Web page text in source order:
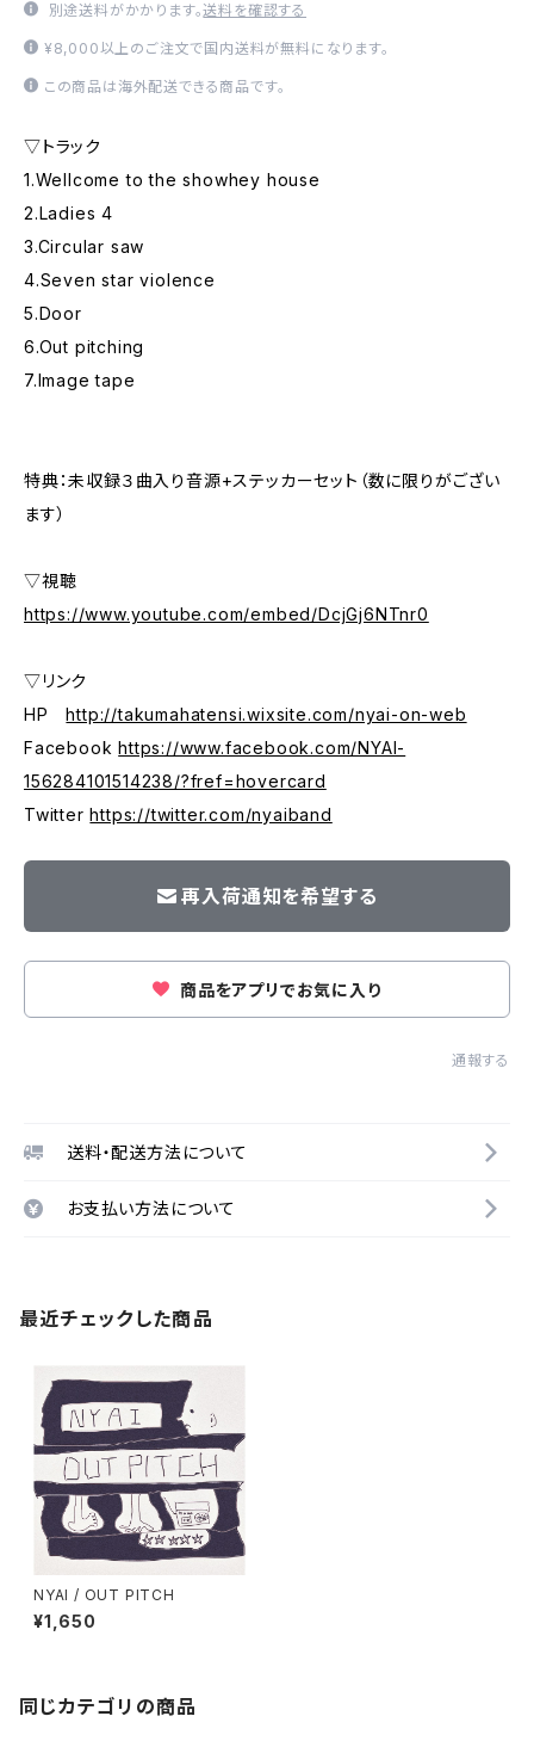
別途送料がかかります。送料を確認する
¥8,000以上のご注文で国内送料が無料になります。
この商品は海外配送できる商品です。
▽トラック
1.Wellcome to the showhey house
2.Ladies 4
3.Circular saw
4.Seven star violence
5.Door
6.Out pitching
7.Image tape
特典：未収録３曲入り音源+ステッカーセット（数に限りがござい
ます）
▽視聴
https://www.youtube.com/embed/DcjGj6NTnr0
▽リンク
HPhttp://takumahatensi.wixsite.com/nyai-on-web
Facebookhttps://www.facebook.com/NYAI-
156284101514238/?fref=hovercard
Twitterhttps://twitter.com/nyaiband
再入荷通知を希望する
商品をアプリでお気に入り
通報する
送料・配送方法について
お支払い方法について
最近チェックした商品
NYAI / OUT PITCH
¥1,650
同じカテゴリの商品